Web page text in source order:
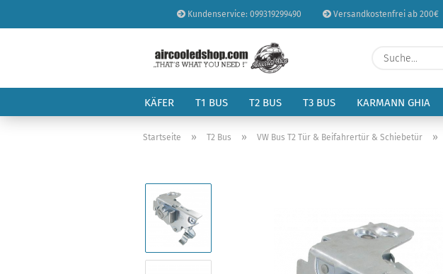
Kundenservice: 099319299490 Versandkostenfrei ab 200€
KÄFER T1 BUS T2 BUS T3 BUS KARMANN GHIA
Startseite » T2 Bus » VW Bus T2 Tür & Beifahrertür & Schiebetür »